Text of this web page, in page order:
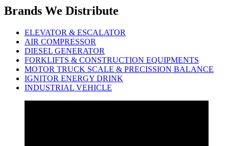
Brands We Distribute
ELEVATOR & ESCALATOR
AIR COMPRESSOR
DIESEL GENERATOR
FORKLIFTS & CONSTRUCTION EQUIPMENTS
MOTOR TRUCK SCALE & PRECISSION BALANCE
IGNITOR ENERGY DRINK
INDUSTRIAL VEHICLE